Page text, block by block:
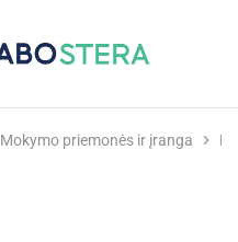
Mokymo priemonės ir įranga